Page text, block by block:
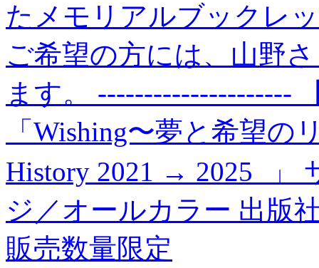
たメモリアルブックレ
ご希望の方には、山野
ます。 ---------------------
「Wishing〜夢と希望
History 2021 → 2025 」
ジ／オールカラー 出版
販売数量限定